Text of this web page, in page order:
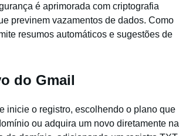
é aprimorada com criptografia
previnem vazamentos de dados. Como
resumos automáticos e sugestões de
do Gmail
inicie o registro, escolhendo o plano que
ou adquira um novo diretamente na